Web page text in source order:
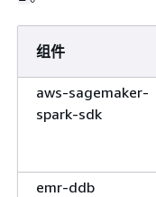
组件
aws-sagemaker-
spark-sdk
emr-ddb